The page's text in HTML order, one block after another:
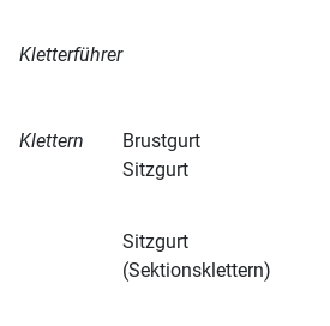
Kletterführer
Klettern
Brustgurt
Sitzgurt
Sitzgurt
(Sektionsklettern)